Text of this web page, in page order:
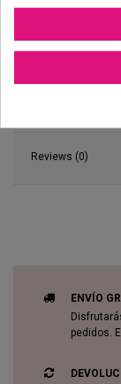
Reviews (0)
ENVÍO
pedidos.